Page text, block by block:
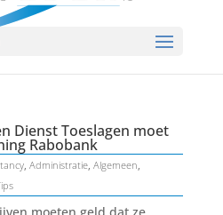
Dienst Toeslagen moet
Rabobank
, Administratie, Algemeen,